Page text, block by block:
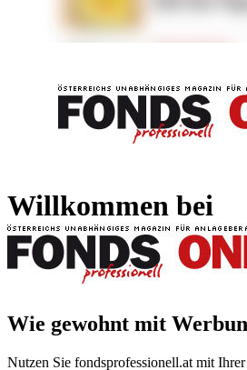
Willkommen bei
Wie gewohnt mit
Nutzen Sie fondsprofessionell.at mit